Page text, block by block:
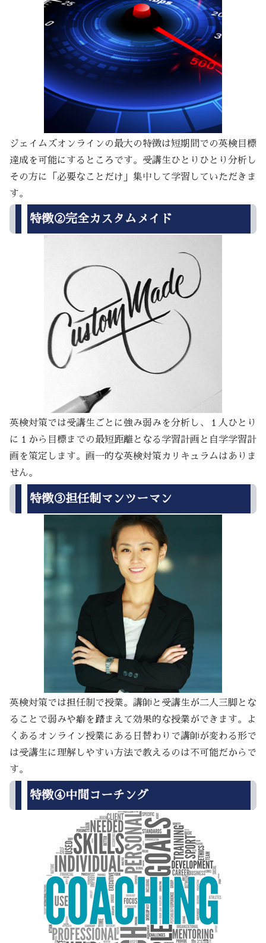
ジェイムズオンラインの最大の特徴は短期間での英検目標
達成を可能にするところです。受講生ひとりひとり分析し
その方に「必要なことだけ」集中して学習していただきま
す。
特徴②完全カスタムメイド
英検対策では受講生ごとに強み弱みを分析し、１人ひとり
に１から目標までの最短距離となる学習計画と自学学習計
画を策定します。画一的な英検対策カリキュラムはありま
せん。
特徴③担任制マンツーマン
英検対策では担任制で授業。講師と受講生が二人三脚とな
ることで弱みや癖を踏まえて効果的な授業ができます。よ
くあるオンライン授業にある日替わりで講師が変わる形で
は受講生に理解しやすい方法で教えるのは不可能だからで
す。
特徴④中間コーチング